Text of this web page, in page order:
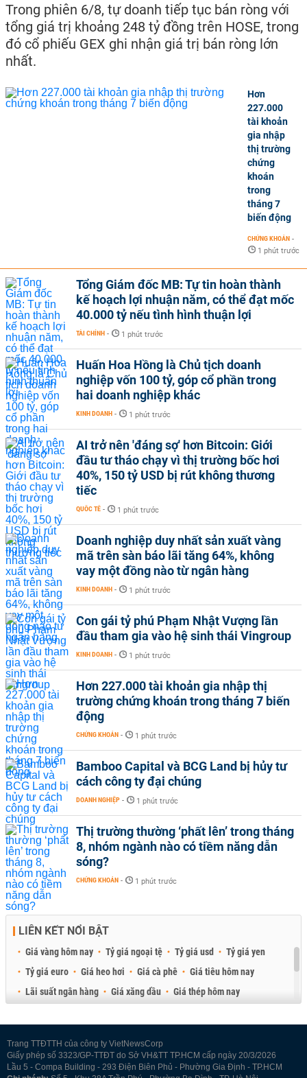
Trong phiên 6/8, tự doanh tiếp tục bán ròng với
tổng giá trị khoảng 248 tỷ đồng trên HOSE, trong
đó cổ phiếu GEX ghi nhận giá trị bán ròng lớn
nhất.
Hơn
227.000
tài khoản
gia nhập
thị trường
chứng
khoán
trong
tháng 7
biến động
CHỨNG KHOÁN -
1 phút trước
Tổng Giám đốc MB: Tự tin hoàn thành
kế hoạch lợi nhuận năm, có thể đạt mốc
40.000 tỷ nếu tình hình thuận lợi
TÀI CHÍNH - 1 phút trước
Huấn Hoa Hồng là Chủ tịch doanh
nghiệp vốn 100 tỷ, góp cổ phần trong
hai doanh nghiệp khác
KINH DOANH - 1 phút trước
AI trở nên 'đáng sợ' hơn Bitcoin: Giới
đầu tư tháo chạy vì thị trường bốc hơi
40%, 150 tỷ USD bị rút không thương
tiếc
QUỐC TẾ - 1 phút trước
Doanh nghiệp duy nhất sản xuất vàng
mã trên sàn báo lãi tăng 64%, không
vay một đồng nào từ ngân hàng
KINH DOANH - 1 phút trước
Con gái tỷ phú Phạm Nhật Vượng lần
đầu tham gia vào hệ sinh thái Vingroup
KINH DOANH - 1 phút trước
Hơn 227.000 tài khoản gia nhập thị
trường chứng khoán trong tháng 7 biến
động
CHỨNG KHOÁN - 1 phút trước
Bamboo Capital và BCG Land bị hủy tư
cách công ty đại chúng
DOANH NGHIỆP - 1 phút trước
Thị trường thường ‘phất lên’ trong tháng
8, nhóm ngành nào có tiềm năng dẫn
sóng?
CHỨNG KHOÁN - 1 phút trước
LIÊN KẾT NỔI BẬT
Giá vàng hôm nay Tỷ giá ngoại tệ Tỷ giá usd
Tỷ giá yen
Tỷ giá euro
Giá heo hơi Giá cà phê
Giá tiêu hôm nay
Lãi suất ngân hàng
Giá xăng dầu
Giá thép hôm nay
Trang TTĐTTH của công ty VietNewsCorp
Giấy phép số 3323/GP-TTĐT do Sở VH&TT TP.HCM cấp ngày 20/3/2026
Lầu 5 - Compa Building - 293 Điện Biên Phủ - Phường Gia Định - TP.HCM